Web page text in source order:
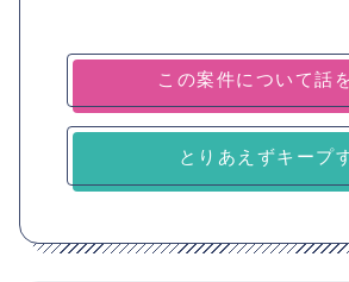
とりあえずキープ